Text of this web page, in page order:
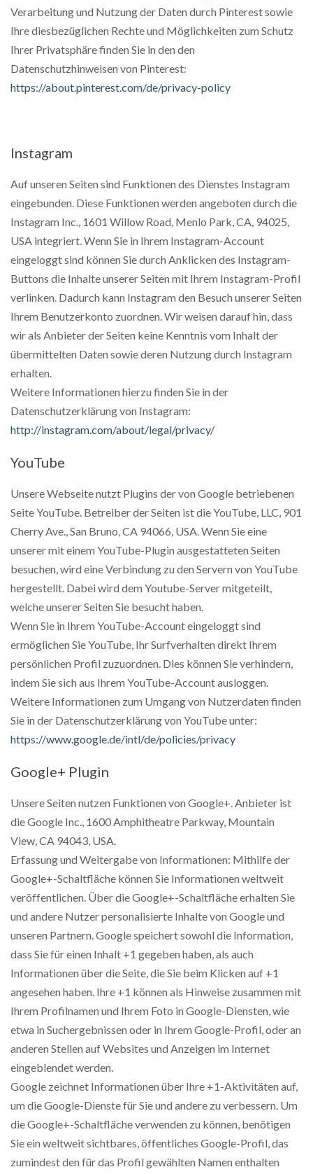
Verarbeitung und Nutzung der Daten durch Pinterest sowie
Ihre diesbezüglichen Rechte und Möglichkeiten zum Schutz
Ihrer Privatsphäre finden Sie in den den
Datenschutzhinweisen von Pinterest:
https://about.pinterest.com/de/privacy-policy
Instagram
Auf unseren Seiten sind Funktionen des Dienstes Instagram
eingebunden. Diese Funktionen werden angeboten durch die
Instagram Inc., 1601 Willow Road, Menlo Park, CA, 94025,
USA integriert. Wenn Sie in Ihrem Instagram-Account
eingeloggt sind können Sie durch Anklicken des Instagram-
Buttons die Inhalte unserer Seiten mit Ihrem Instagram-Profil
verlinken. Dadurch kann Instagram den Besuch unserer Seiten
Ihrem Benutzerkonto zuordnen. Wir weisen darauf hin, dass
wir als Anbieter der Seiten keine Kenntnis vom Inhalt der
übermittelten Daten sowie deren Nutzung durch Instagram
erhalten.
Weitere Informationen hierzu finden Sie in der
Datenschutzerklärung von Instagram:
http://instagram.com/about/legal/privacy/
YouTube
Unsere Webseite nutzt Plugins der von Google betriebenen
Seite YouTube. Betreiber der Seiten ist die YouTube, LLC, 901
Cherry Ave., San Bruno, CA 94066, USA. Wenn Sie eine
unserer mit einem YouTube-Plugin ausgestatteten Seiten
besuchen, wird eine Verbindung zu den Servern von YouTube
hergestellt. Dabei wird dem Youtube-Server mitgeteilt,
welche unserer Seiten Sie besucht haben.
Wenn Sie in Ihrem YouTube-Account eingeloggt sind
ermöglichen Sie YouTube, Ihr Surfverhalten direkt Ihrem
persönlichen Profil zuzuordnen. Dies können Sie verhindern,
indem Sie sich aus Ihrem YouTube-Account ausloggen.
Weitere Informationen zum Umgang von Nutzerdaten finden
Sie in der Datenschutzerklärung von YouTube unter:
https://www.google.de/intl/de/policies/privacy
Google+ Plugin
Unsere Seiten nutzen Funktionen von Google+. Anbieter ist
die Google Inc., 1600 Amphitheatre Parkway, Mountain
View, CA 94043, USA.
Erfassung und Weitergabe von Informationen: Mithilfe der
Google+-Schaltfläche können Sie Informationen weltweit
veröffentlichen. Über die Google+-Schaltfläche erhalten Sie
und andere Nutzer personalisierte Inhalte von Google und
unseren Partnern. Google speichert sowohl die Information,
dass Sie für einen Inhalt +1 gegeben haben, als auch
Informationen über die Seite, die Sie beim Klicken auf +1
angesehen haben. Ihre +1 können als Hinweise zusammen mit
Ihrem Profilnamen und Ihrem Foto in Google-Diensten, wie
etwa in Suchergebnissen oder in Ihrem Google-Profil, oder an
anderen Stellen auf Websites und Anzeigen im Internet
eingeblendet werden.
Google zeichnet Informationen über Ihre +1-Aktivitäten auf,
um die Google-Dienste für Sie und andere zu verbessern. Um
die Google+-Schaltfläche verwenden zu können, benötigen
Sie ein weltweit sichtbares, öffentliches Google-Profil, das
zumindest den für das Profil gewählten Namen enthalten